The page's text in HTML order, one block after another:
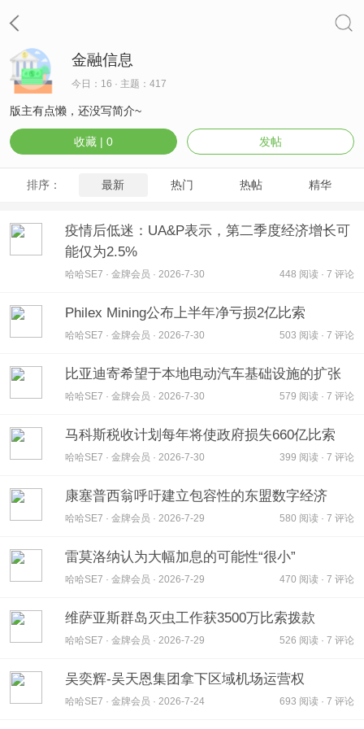
金融信息
今日：16 · 主题：417
版主有点懒，还没写简介~
收藏 | 0 发帖
排序： 最新 热门 热帖 精华
疫情后低迷：UA&P表示，第二季度经济增长可
能仅为2.5%
哈哈SE7 · 金牌会员 · 2026-7-30 448 阅读 · 7 评论
Philex Mining公布上半年净亏损2亿比索
哈哈SE7 · 金牌会员 · 2026-7-30 503 阅读 · 7 评论
比亚迪寄希望于本地电动汽车基础设施的扩张
哈哈SE7 · 金牌会员 · 2026-7-30 579 阅读 · 7 评论
马科斯税收计划每年将使政府损失660亿比索
哈哈SE7 · 金牌会员 · 2026-7-30 399 阅读 · 7 评论
康塞普西翁呼吁建立包容性的东盟数字经济
哈哈SE7 · 金牌会员 · 2026-7-29 580 阅读 · 7 评论
雷莫洛纳认为大幅加息的可能性“很小”
哈哈SE7 · 金牌会员 · 2026-7-29 470 阅读 · 7 评论
维萨亚斯群岛灭虫工作获3500万比索拨款
哈哈SE7 · 金牌会员 · 2026-7-29 526 阅读 · 7 评论
吴奕辉-吴天恩集团拿下区域机场运营权
哈哈SE7 · 金牌会员 · 2026-7-24 693 阅读 · 7 评论